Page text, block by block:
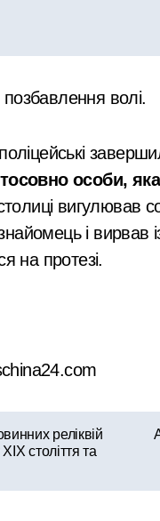
конфліктом:
позбавлення волі.
особи,
вигулював
і
на протезі.
реліквій
століття та